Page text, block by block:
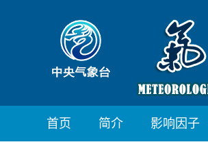
首页 简介 影响因子